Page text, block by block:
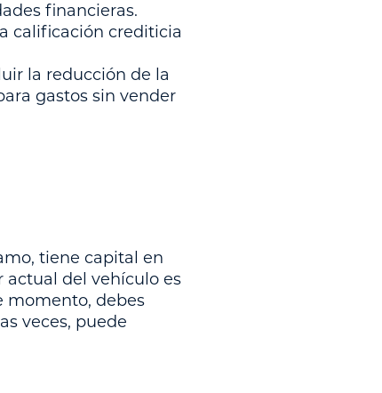
financieras.
calificación crediticia
la reducción de la
gastos sin vender
tiene capital en
actual del vehículo es
momento, debes
veces, puede